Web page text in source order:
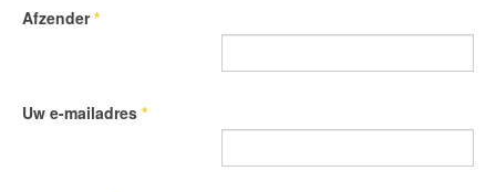
Afzender*
Uw e-mailadres *